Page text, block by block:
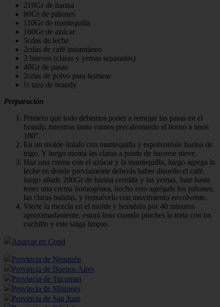
210Gr de harina
80Gr de piñones
110Gr de mantequilla
160Gr de azúcar
5cdas de leche
2cdas de café instantáneo
2 huevos (claras y yemas separadas)
40Gr de pasas
2cdas de polvo para hornear
½ taza de brandy
Preparación
Primero que todo debemos poner a remojar las pasas en el
brandy, mientras tanto vamos precalentando el horno a unos
180°.
En un molde úntalo con mantequilla y espolvoréale harina de
trigo. Y luego monta las claras a punto de hacerse nieve.
Haz una crema con el azúcar y la mantequilla, luego agrega la
leche en donde previamente deberás haber disuelto el café,
luego añade 200Gr de harina cernida y las yemas, bate hasta
tener una crema homogénea, hecho esto agrégale los piñones,
las claras batidas, y remuévelo con movimiento envolvente.
Vierte la mezcla en el molde y hornéalo por 40 minutos
aproximadamente, estará listo cuando pinches la torta con un
cuchillo y este salga limpio.
Aparcar en Conil
Provincia de Neuquén
Provincia de Buenos Aires
Provincia de Tucuman
Provincia de Misiones
Provincia de San Juan